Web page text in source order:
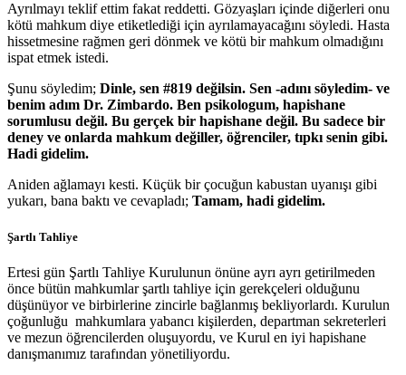
Ayrılmayı teklif ettim fakat reddetti. Gözyaşları içinde diğerleri onu
kötü mahkum diye etiketlediği için ayrılamayacağını söyledi. Hasta
hissetmesine rağmen geri dönmek ve kötü bir mahkum olmadığını
ispat etmek istedi.
Şunu söyledim; Dinle, sen #819 değilsin. Sen -adını söyledim- ve
benim adım Dr. Zimbardo. Ben psikologum, hapishane
sorumlusu değil. Bu gerçek bir hapishane değil. Bu sadece bir
deney ve onlarda mahkum değiller, öğrenciler, tıpkı senin gibi.
Hadi gidelim.
Aniden ağlamayı kesti. Küçük bir çocuğun kabustan uyanışı gibi
yukarı, bana baktı ve cevapladı; Tamam, hadi gidelim.
Şartlı Tahliye
Ertesi gün Şartlı Tahliye Kurulunun önüne ayrı ayrı getirilmeden
önce bütün mahkumlar şartlı tahliye için gerekçeleri olduğunu
düşünüyor ve birbirlerine zincirle bağlanmış bekliyorlardı. Kurulun
çoğunluğu mahkumlara yabancı kişilerden, departman sekreterleri
ve mezun öğrencilerden oluşuyordu, ve Kurul en iyi hapishane
danışmanımız tarafından yönetiliyordu.